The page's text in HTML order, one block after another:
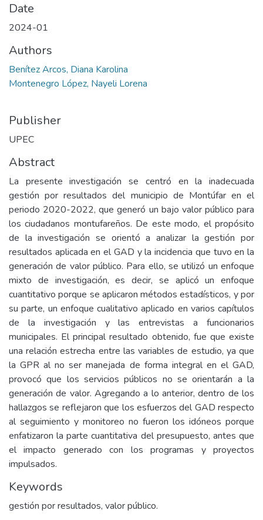
Date
2024-01
Authors
Benítez Arcos, Diana Karolina
Montenegro López, Nayeli Lorena
Publisher
UPEC
Abstract
La presente investigación se centró en la inadecuada
gestión por resultados del municipio de Montúfar en el
periodo 2020-2022, que generó un bajo valor público para
los ciudadanos montufareños. De este modo, el propósito
de la investigación se orientó a analizar la gestión por
resultados aplicada en el GAD y la incidencia que tuvo en la
generación de valor público. Para ello, se utilizó un enfoque
mixto de investigación, es decir, se aplicó un enfoque
cuantitativo porque se aplicaron métodos estadísticos, y por
su parte, un enfoque cualitativo aplicado en varios capítulos
de la investigación y las entrevistas a funcionarios
municipales. El principal resultado obtenido, fue que existe
una relación estrecha entre las variables de estudio, ya que
la GPR al no ser manejada de forma integral en el GAD,
provocó que los servicios públicos no se orientarán a la
generación de valor. Agregando a lo anterior, dentro de los
hallazgos se reflejaron que los esfuerzos del GAD respecto
al seguimiento y monitoreo no fueron los idóneos porque
enfatizaron la parte cuantitativa del presupuesto, antes que
el impacto generado con los programas y proyectos
impulsados.
Keywords
gestión por resultados, valor público.